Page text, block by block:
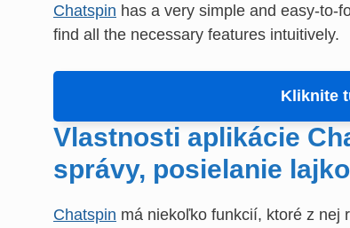
Chatspin has a very simple and easy-to-
find all the necessary features intuitively.
Kliknite
Vlastnosti aplikácie
správy, posielanie
Chatspin má niekoľko funkcií, ktoré z nej